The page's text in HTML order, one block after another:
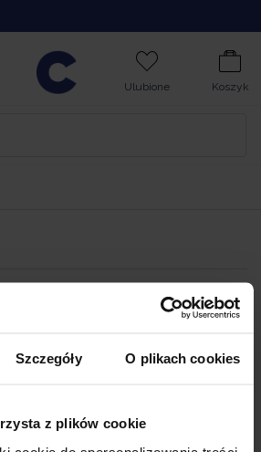
Szczegóły O plikach cookies
z plików cookie
Ulubione Koszyk
od umowy.
Sp. z o.o.